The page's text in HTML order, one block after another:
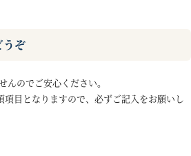
うぞ
んのでご安心ください。
項目となりますので、必ずご記入をお願いし